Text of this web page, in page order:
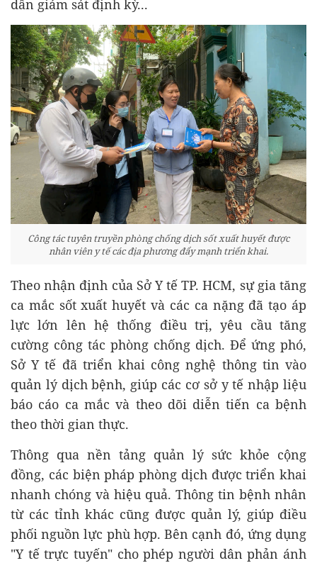
dân giám sát định kỳ...
Công tác tuyên truyền phòng chống dịch sốt xuất huyết được
nhân viên y tế các địa phương đẩy mạnh triển khai.
Theo nhận định của Sở Y tế TP. HCM, sự gia tăng
ca mắc sốt xuất huyết và các ca nặng đã tạo áp
lực lớn lên hệ thống điều trị, yêu cầu tăng
cường công tác phòng chống dịch. Để ứng phó,
Sở Y tế đã triển khai công nghệ thông tin vào
quản lý dịch bệnh, giúp các cơ sở y tế nhập liệu
báo cáo ca mắc và theo dõi diễn tiến ca bệnh
theo thời gian thực.
Thông qua nền tảng quản lý sức khỏe cộng
đồng, các biện pháp phòng dịch được triển khai
nhanh chóng và hiệu quả. Thông tin bệnh nhân
từ các tỉnh khác cũng được quản lý, giúp điều
phối nguồn lực phù hợp. Bên cạnh đó, ứng dụng
"Y tế trực tuyến" cho phép người dân phản ánh